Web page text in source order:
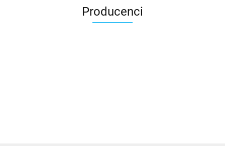
Producenci